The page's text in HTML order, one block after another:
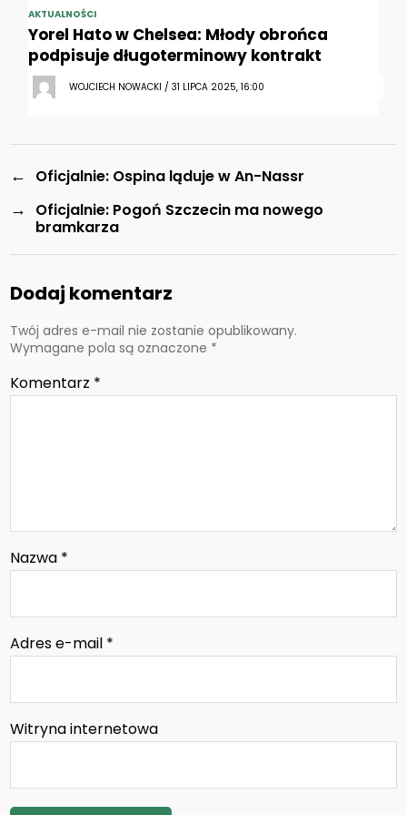
AKTUALNOŚCI
Yorel Hato w Chelsea: Młody obrońca
podpisuje długoterminowy kontrakt
WOJCIECH NOWACKI / 31 LIPCA 2025, 16:00
← Oficjalnie: Ospina ląduje w An-Nassr
→
Oficjalnie: Pogoń Szczecin ma nowego
bramkarza
Dodaj komentarz
Twój adres e-mail nie zostanie opublikowany.
Wymagane pola są oznaczone *
Komentarz *
Nazwa *
Adres e-mail *
Witryna internetowa